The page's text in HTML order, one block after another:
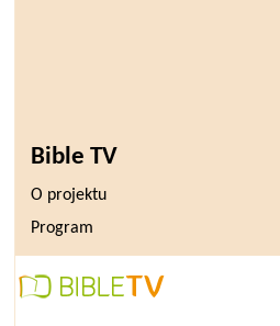
Bible TV
O projektu
Program